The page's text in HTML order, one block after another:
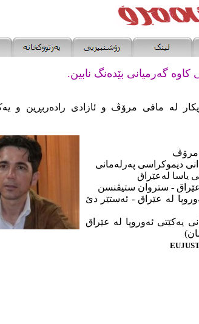
کاوه‌ گه‌رمیانى بێده‌نگ نابین.
له‌ مافى مرۆڤ و ئازادى راده‌ربڕین و
مرۆڤ
دیموکراسى په‌رله‌مانى
یاسا له‌عێراق
عێراق - ستروان ستیڤنسن
له‌ عێراق - ئه‌ستێر دێ
یه‌کێتى ئه‌وروپا له‌ عێراق